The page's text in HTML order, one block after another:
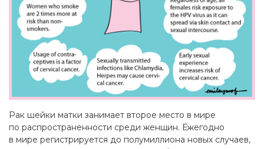
Рак шейки матки занимает второе место в мире
по распространенности среди женщин. Ежегодно
в мире регистрируется до полумиллиона новых случаев,